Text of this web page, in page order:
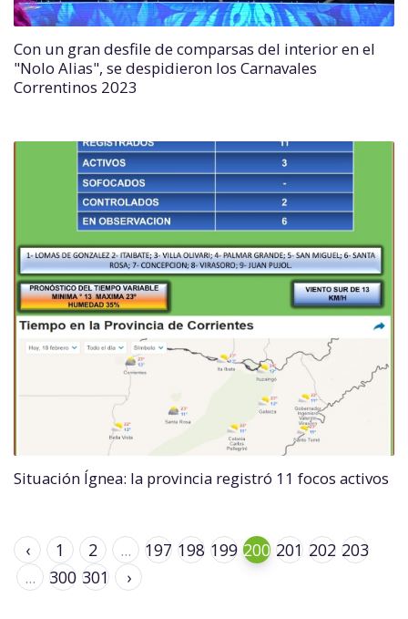
Con un gran desfile de comparsas del interior en el
"Nolo Alias", se despidieron los Carnavales
Correntinos 2023
Situación Ígnea: la provincia registró 11 focos activos
‹ 1 2 ... 197 198 199 200 201 202 203
...
300 301 ›